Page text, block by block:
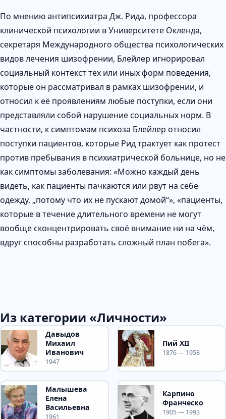
По мнению антипсихиатра Дж. Рида, профессора
клинической психологии в Университете Окленда,
секретаря Международного общества психологических
видов лечения шизофрении, Блейлер игнорировал
социальный контекст тех или иных форм поведения,
которые он рассматривал в рамках шизофрении, и
относил к её проявлениям любые поступки, если они
представляли собой нарушение социальных норм. В
частности, к симптомам психоза Блейлер относил
поступки пациентов, которые Рид трактует как протест
против пребывания в психиатрической больнице, но не
как симптомы заболевания: «Можно каждый день
видеть, как пациенты пачкаются или рвут на себе
одежду, „потому что их не пускают домой“», «пациенты,
которые в течение длительного времени не могут
вообще сконцентрировать своё внимание ни на чём,
вдруг способны разработать сложный план побега».
Из категории «Личности»
Давыдов
Михаил
Иванович
1947
Пий XII
1876 — 1958
Малышева
Елена
Васильевна
1961
Карпино
Франческо
1905 — 1993